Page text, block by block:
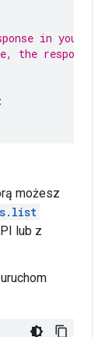
in your
the response
:
możesz
lub z